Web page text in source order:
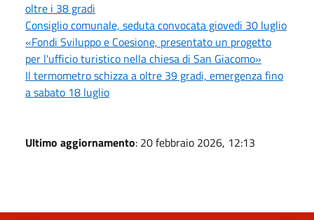
oltre i 38 gradi
Consiglio comunale, seduta convocata giovedi 30 luglio
«Fondi Sviluppo e Coesione, presentato un progetto
per l'ufficio turistico nella chiesa di San Giacomo»
Il termometro schizza a oltre 39 gradi, emergenza fino
a sabato 18 luglio
Ultimo aggiornamento: 20 febbraio 2026, 12:13